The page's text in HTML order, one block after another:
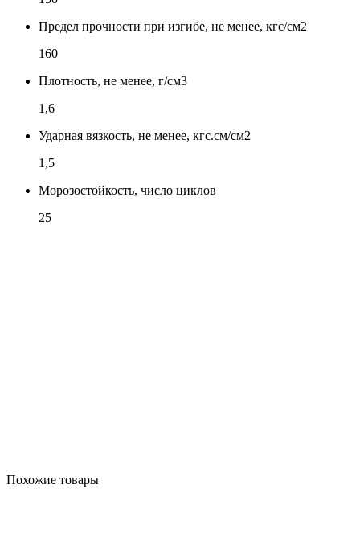
Предел прочности при изгибе, не менее, кгс/см2
160
Плотность, не менее, г/см3
1,6
Ударная вязкость, не менее, кгс.см/см2
1,5
Морозостойкость, число циклов
25
Похожие товары